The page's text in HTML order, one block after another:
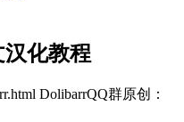
化教程
DolibarrQQ群原创：